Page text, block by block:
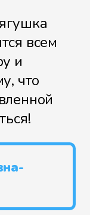
всем
и
что